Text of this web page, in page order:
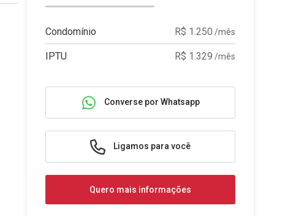
Condomínio R$ 1.250 /mês
IPTU R$ 1.329 /mês
Converse por Whatsapp
Ligamos para você
Quero mais informações